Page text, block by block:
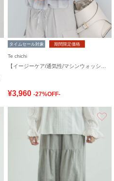
タイムセール対象 期間限定価格
Te chichi
¥3,960 -27%OFF-